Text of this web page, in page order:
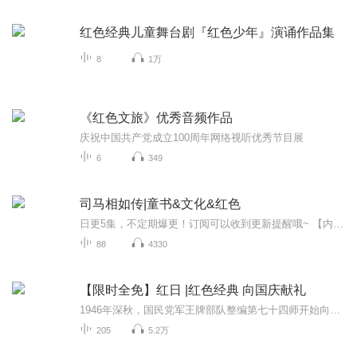
红色经典儿童舞台剧『红色少年』演诵作品集
8 1万
《红色文旅》优秀音频作品
庆祝中国共产党成立100周年网络视听优秀节目展
6 349
司马相如传|童书&文化&红色
88 4330
【限时全免】红日 |红色经典 向国庆献礼
205 5.2万